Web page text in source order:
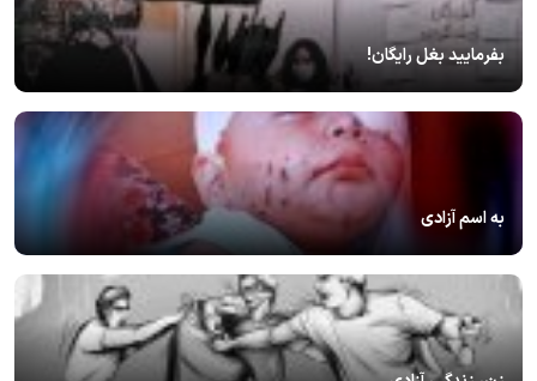
بفرمایید بغل رایگان!
به اسم آزادی